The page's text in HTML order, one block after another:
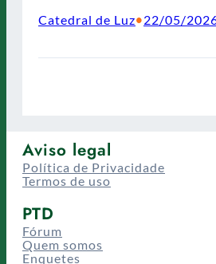
Catedral de Luz•22/05/
Aviso legal
Política de Privacidade
Termos de uso
PTD
Fórum
Quem somos
Enquetes